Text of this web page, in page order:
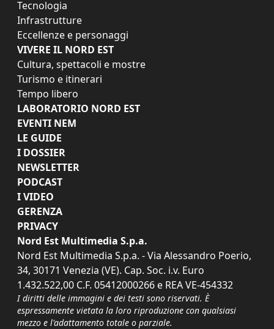
Tecnologia
Infrastrutture
Eccellenze e personaggi
VIVERE IL NORD EST
Cultura, spettacoli e mostre
Turismo e itinerari
Tempo libero
LABORATORIO NORD EST
EVENTI NEM
LE GUIDE
I DOSSIER
NEWSLETTER
PODCAST
I VIDEO
GERENZA
PRIVACY
Nord Est Multimedia S.p.a.
Nord Est Multimedia S.p.a. - Via Alessandro Poerio,
34, 30171 Venezia (VE). Cap. Soc. i.v. Euro
1.432.522,00 C.F. 05412000266 e REA VE-454332
I diritti delle immagini e dei testi sono riservati. È
espressamente vietata la loro riproduzione con qualsiasi
mezzo e l'adattamento totale o parziale.